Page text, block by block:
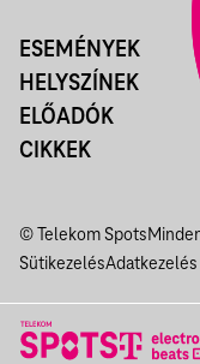
ESEMÉNYEK
HELYSZÍNEK
ELŐADÓK
CIKKEK
© Telekom Spots
SütikezelésAdatkezelés